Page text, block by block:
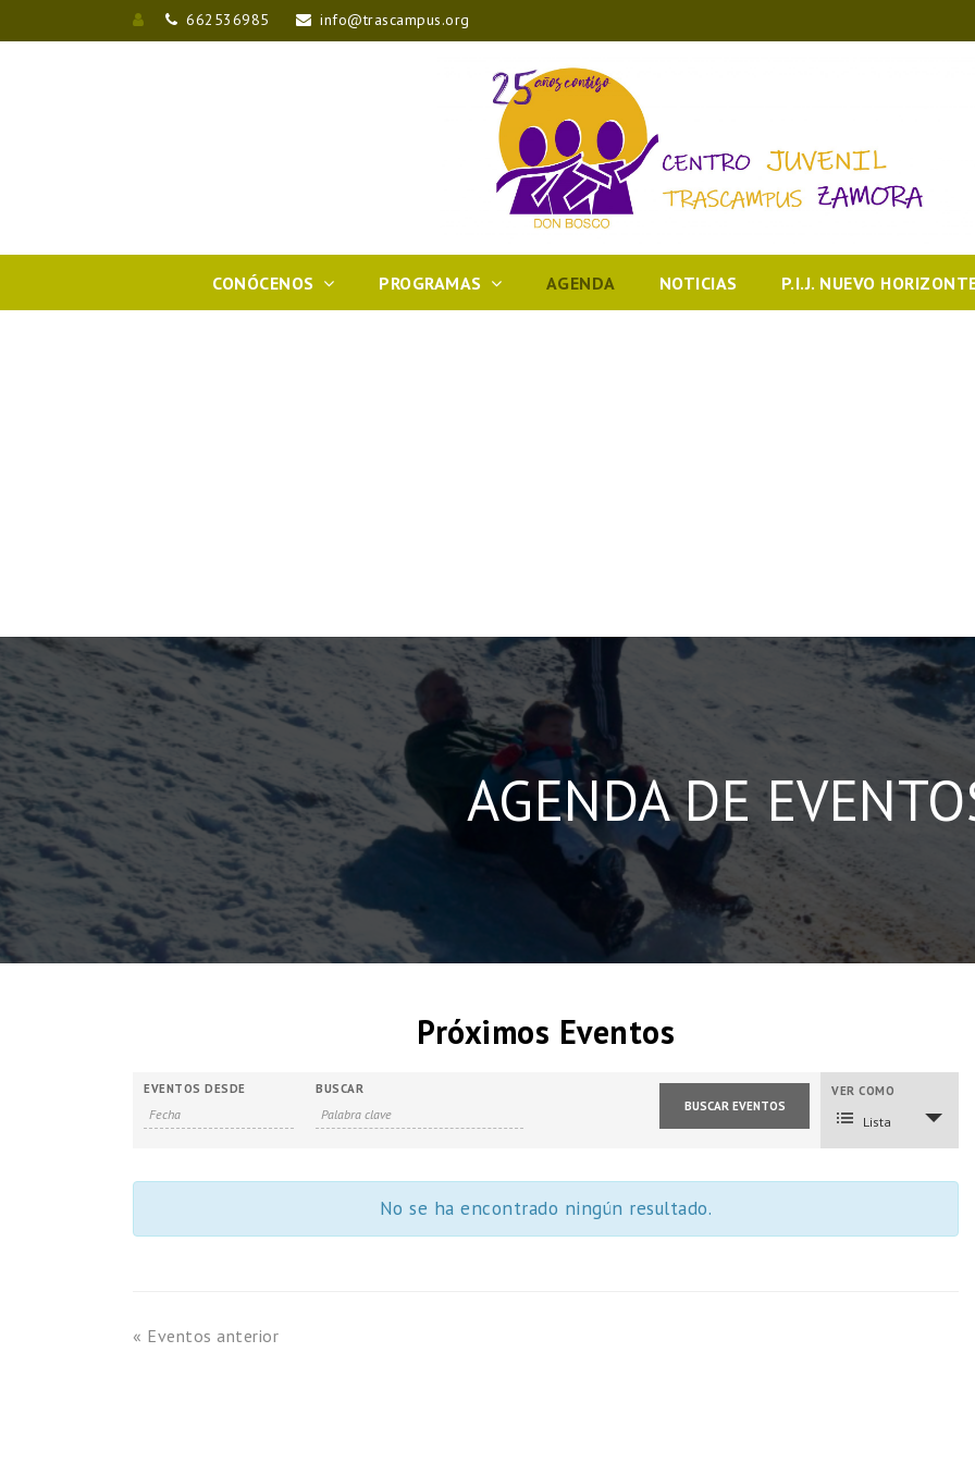
Entrar662536985 info@trascampus.org
CONÓCENOS PROGRAMAS AGENDA NOTICIAS P.I.J. NUEVO
AGENDA DE
Próximos Eventos
Búsqueda
de
Búsqueda
Eventos
EVENTOS DESDE BUSCAR
Navegación
de
VER COMO
Lista
No se ha encontrado ningún resultado.
« Eventos anterior